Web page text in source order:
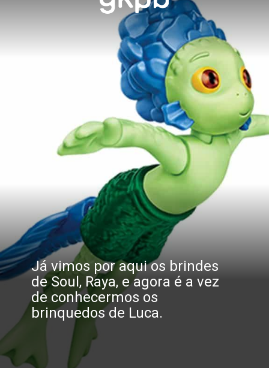
Já vimos por aqui os brindes
de Soul, Raya, e agora é a vez
de conhecermos os
brinquedos de Luca.